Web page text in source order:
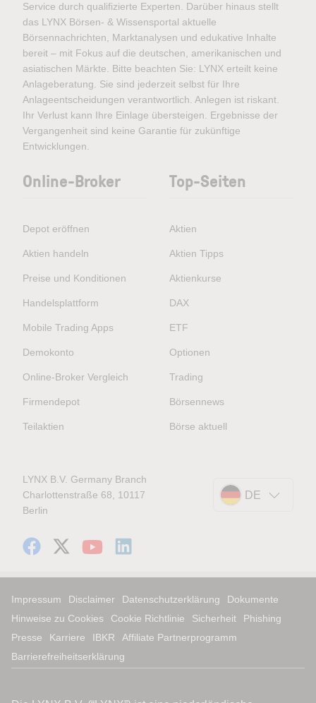
Service durch qualifizierte Experten. Darüber hinaus stellt
das LYNX Börsen- & Wissensportal aktuelle
Börsennachrichten, Marktanalysen und edukative Inhalte
bereit – mit Fokus auf die deutschen, amerikanischen und
asiatischen Märkte. Bitte beachten Sie: LYNX erteilt keine
Anlageberatung. Sie sind jederzeit selbst für Ihre
Anlageentscheidungen verantwortlich. Anlegen ist riskant.
Ihr Verlust kann Ihre Einlage übersteigen. Ergebnisse der
Vergangenheit sind keine Garantie für zukünftige
Entwicklungen.
Online-Broker
Depot eröffnen
Aktien handeln
Preise und Konditionen
Handelsplattform
Mobile Trading Apps
Demokonto
Online-Broker Vergleich
Firmendepot
Teilaktien
Top-Seiten
Aktien
Aktien Tipps
Aktienkurse
DAX
ETF
Optionen
Trading
Börsennews
Börse aktuell
LYNX B.V. Germany Branch
Charlottenstraße 68, 10117
Berlin
DE
Impressum Disclaimer Datenschutzerklärung
Dokumente
Hinweise zu Cookies
Cookie Richtlinie Sicherheit
Phishing
Presse
Karriere IBKR
Affiliate Partnerprogramm
Barrierefreiheitserklärung